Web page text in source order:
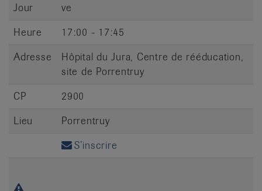
Jour
ve
Heure
17:00 - 17:45
Adresse
Hôpital du Jura, Centre de rééducation,
site de Porrentruy
CP
2900
Lieu
Porrentruy
S’inscrire